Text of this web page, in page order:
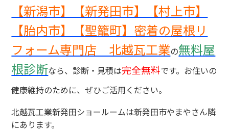
【新潟市】【新発田市】【村上市】
【胎内市】【聖籠町】密着の屋根リ
フォーム専門店 北越瓦工業の無料屋
根診断なら、診断・見積は完全無料です。お住いの
健康維持のために、ぜひご活用ください。
北越瓦工業新発田ショールームは新発田市やまやさん隣
にあります。